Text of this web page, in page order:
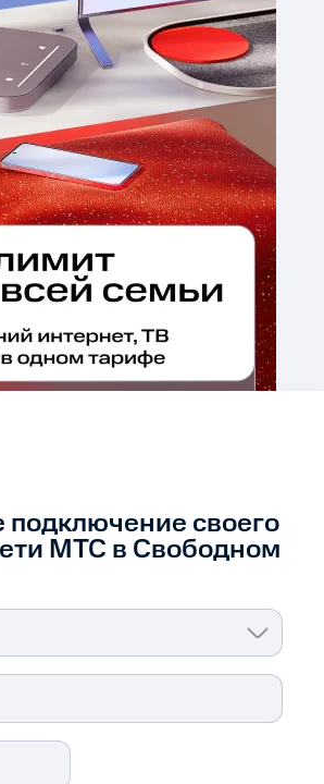
подключение своего
МТС в Свободном